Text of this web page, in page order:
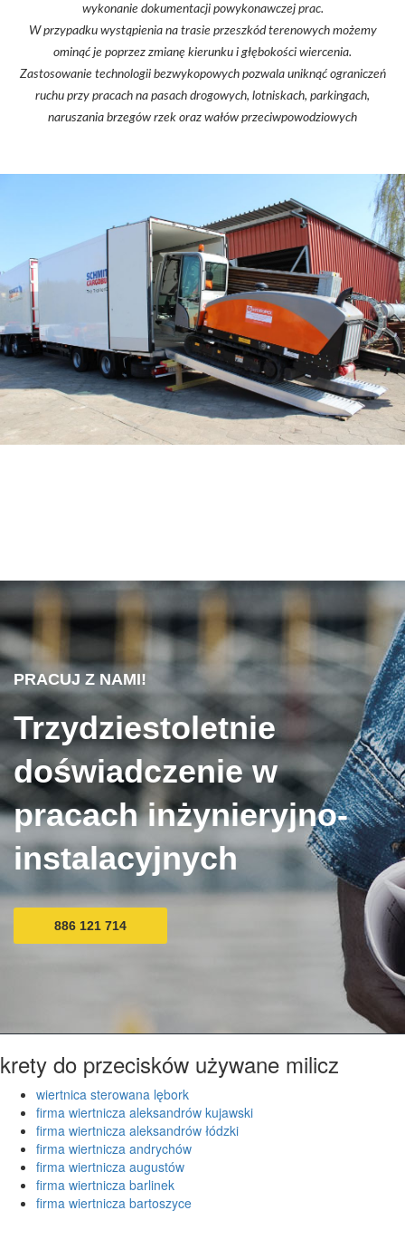
wykonanie dokumentacji powykonawczej prac.
W przypadku wystąpienia na trasie przeszkód terenowych możemy
ominąć je poprzez zmianę kierunku i głębokości wiercenia.
Zastosowanie technologii bezwykopowych pozwala uniknąć ograniczeń
ruchu przy pracach na pasach drogowych, lotniskach, parkingach,
naruszania brzegów rzek oraz wałów przeciwpowodziowych
PRACUJ Z NAMI!
Trzydziestoletnie
doświadczenie w
pracach inżynieryjno-
instalacyjnych
886 121 714
krety do przecisków używane milicz
wiertnica sterowana lębork
firma wiertnicza aleksandrów kujawski
firma wiertnicza aleksandrów łódzki
firma wiertnicza andrychów
firma wiertnicza augustów
firma wiertnicza barlinek
firma wiertnicza bartoszyce